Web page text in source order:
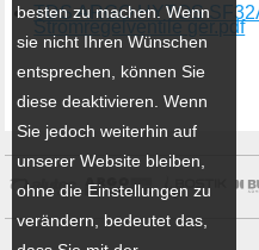
TDS ARGO HYTOS
Stromregelventile ger.pdf
besten zu machen. Wenn
sie nicht Ihren Wünschen
entsprechen, können Sie
diese deaktivieren. Wenn
Sie jedoch weiterhin auf
unserer Website bleiben,
ohne die Einstellungen zu
verändern, bedeutet das,